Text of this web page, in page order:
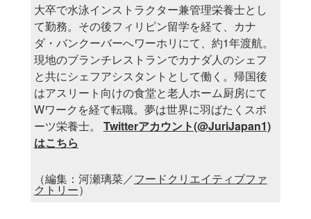
大卒で水泳インストラクター兼管理栄養士とし
て勤務。その後フィリピン留学を経て、カナ
ダ・バンクーバーへワーホリにて、約1年渡航。
現地のブランチレストランでカナダ人のシェフ
と共にシェフアシスタントとして働く。帰国後
はアスリート向けの食堂と老人ホーム厨房にて
Wワークを経て転職。夢は世界に羽ばたくスポ
ーツ栄養士。 Twitterアカウント(@JuriJapan1)
はこちら
（編集：河瀬璃菜／フードクリエイティブファ
クトリー）